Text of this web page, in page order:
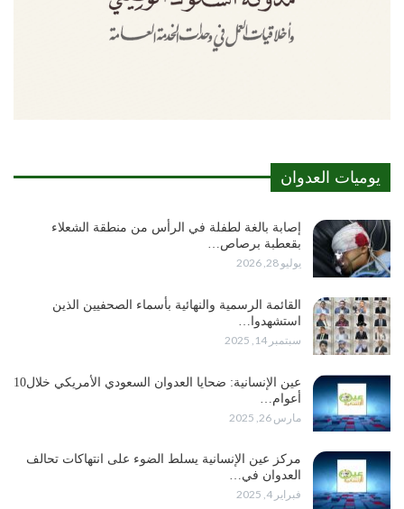
يوميات العدوان
إصابة بالغة لطفلة في الرأس من منطقة الشعلاء
بقعطبة برصاص…
يوليو 28, 2026
القائمة الرسمية والنهائية بأسماء الصحفيين الذين
استشهدوا…
سبتمبر 14, 2025
عين الإنسانية: ضحايا العدوان السعودي الأمريكي خلال10
أعوام…
مارس 26, 2025
مركز عين الإنسانية يسلط الضوء على انتهاكات تحالف
العدوان في…
فبراير 4, 2025